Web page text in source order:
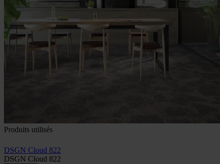
Produits utilisés
DSGN Cloud 822
DSGN Cloud 822